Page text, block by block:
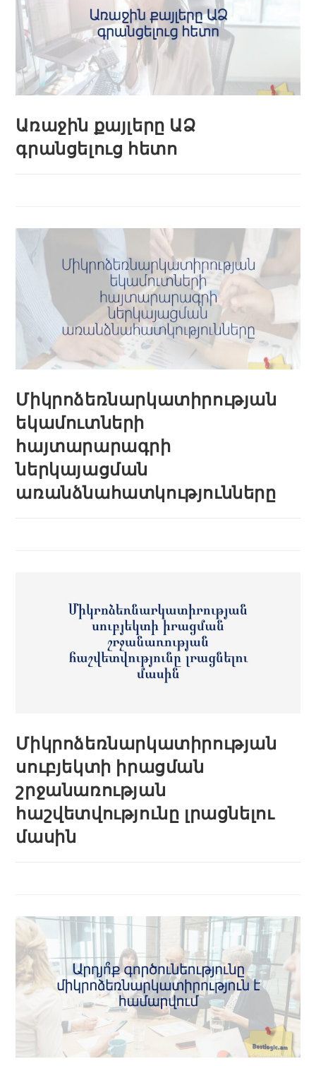
Առաջին քայլերը ԱՁ
գրանցելուց հետո
Միկրոձեռնարկատիրության
եկամուտների
հայտարարագրի
ներկայացման
առանձնահատկությունները
Միկրոձեռնարկատիրության
սուբյեկտի իրացման
շրջանառության
հաշվետվությունը լրացնելու
մասին